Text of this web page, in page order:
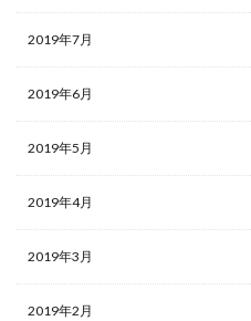
2019年7月
2019年6月
2019年5月
2019年4月
2019年3月
2019年2月